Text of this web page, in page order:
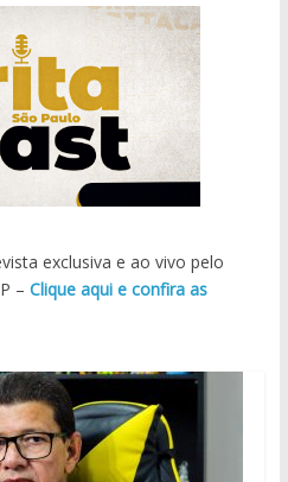
exclusiva e ao vivo pelo
– Clique aqui e confira as